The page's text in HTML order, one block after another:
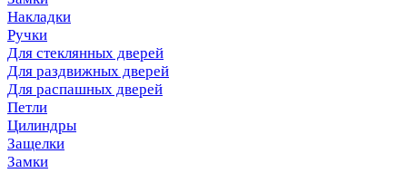
Накладки
Ручки
Для стеклянных дверей
Для раздвижных дверей
Для распашных дверей
Петли
Цилиндры
Защелки
Замки